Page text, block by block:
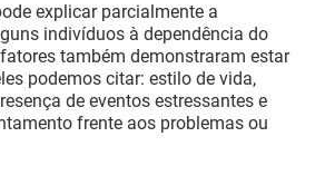
explicar parcialmente a
indivíduos à dependência do
também demonstraram estar
podemos citar: estilo de vida,
de eventos estressantes e
frente aos problemas ou